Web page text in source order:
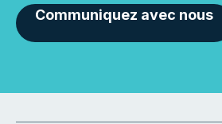
Communiquez avec nous